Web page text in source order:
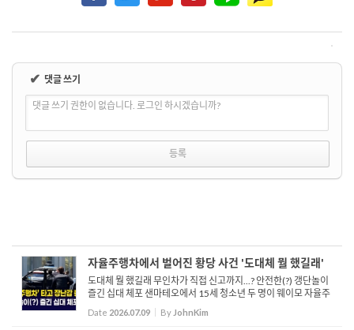
✔ 댓글 쓰기
댓글 쓰기 권한이 없습니다. 로그인 하시겠습니까?
자율주행차에서 벌어진 황당 사건 '도대체 뭘 했길래'
도대체 뭘 했길래 무인차가 직접 신고까지...? 안전한(?) 갱단놀이
즐긴 십대 체포 샌마테오에서 15세 청소년 두 명이 웨이모 자율주
행 차량을 타고 이동하며 술을 마시고 젤리탄 총을 쏜 혐의로 구금
됐습니다. 웨이모 측의 신고를 받...
Date 2026.07.09 By JohnKim